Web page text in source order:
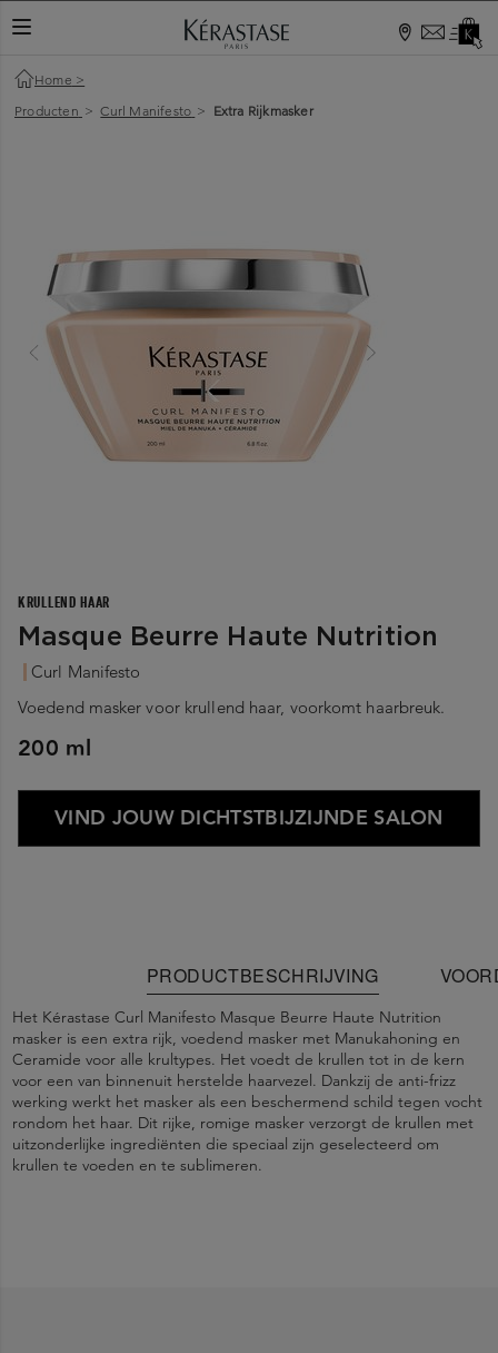
Home >
Producten > Curl Manifesto > Extra Rijkmasker
KRULLEND HAAR
Masque Beurre Haute Nutrition
Curl Manifesto
Voedend masker voor krullend haar, voorkomt haarbreuk.
200 ml
VIND JOUW DICHTSTBIJZIJNDE SALON
PRODUCTBESCHRIJVING
Het Kérastase Curl Manifesto Masque Beurre Haute Nutrition
masker is een extra rijk, voedend masker met Manukahoning en
Ceramide voor alle krultypes. Het voedt de krullen tot in de kern
voor een van binnenuit herstelde haarvezel. Dankzij de anti-frizz
werking werkt het masker als een beschermend schild tegen vocht
rondom het haar. Dit rijke, romige masker verzorgt de krullen met
uitzonderlijke ingrediënten die speciaal zijn geselecteerd om
krullen te voeden en te sublimeren.